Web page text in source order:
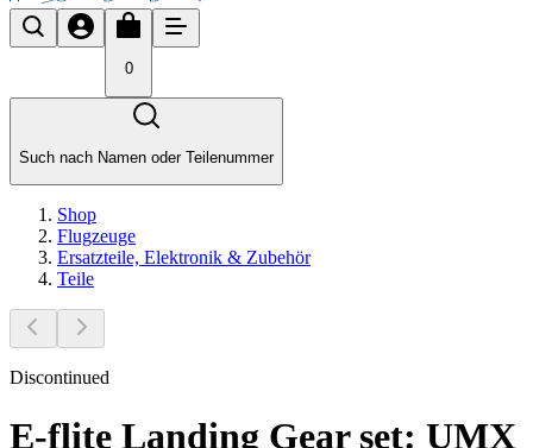
0
Such nach Namen oder Teilenummer
Shop
Flugzeuge
Ersatzteile, Elektronik & Zubehör
Teile
Discontinued
E-flite Landing Gear set: UMX